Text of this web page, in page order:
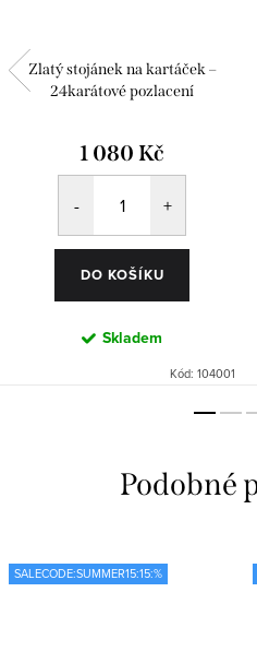
Zlatý stojánek na kartáček –
24karátové pozlacení
1 080 Kč
DO KOŠÍKU
Skladem
Kód: 104001
SALECODE:SUMMER15:15:%